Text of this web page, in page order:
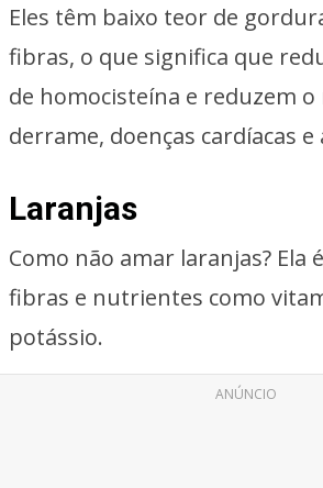
Eles têm baixo teor de
fibras, o que significa que
de homocisteína e reduzem o
derrame, doenças cardíacas e
Laranjas
Como não amar laranjas? Ela
fibras e nutrientes como
potássio.
ANÚNCIO